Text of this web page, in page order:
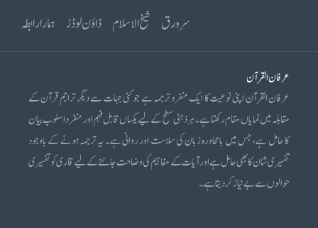
سرورق شیخ الاسلام ڈاؤن لوڈز ہمارا رابطہ
عرفان القرآن
عرفان القرآن اپنی نوعیت کا ایک منفرد ترجمہ ہے جو کئی جہات سے دیگر تراجم قرآن کے
مقابلہ میں نمایاں مقام رکھتا ہے۔ ہر ذہنی سطح کے لیے یکساں قابل فہم اور منفرد اسلوب بیان
کا حامل ہے، جس میں بامحاورہ زبان کی سلاست اور روانی ہے۔ یہ ترجمہ ہونے کے باوجود
تفسیری شان کا بھی حامل ہے اور آیات کے مفاہیم کی وضاحت جاننے کے لیے قاری کو تفسیری
حوالوں سے بے نیاز کر دیتا ہے۔